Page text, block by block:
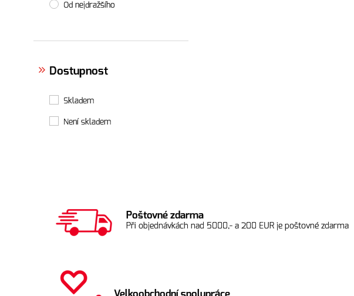
Od nejdražšího
Dostupnost
Skladem
Není skladem
Poštovné zdarma
Při objednávkách nad 5000,- a 200 EUR je poštovné zdarma
Velkoobchodní spolupráce